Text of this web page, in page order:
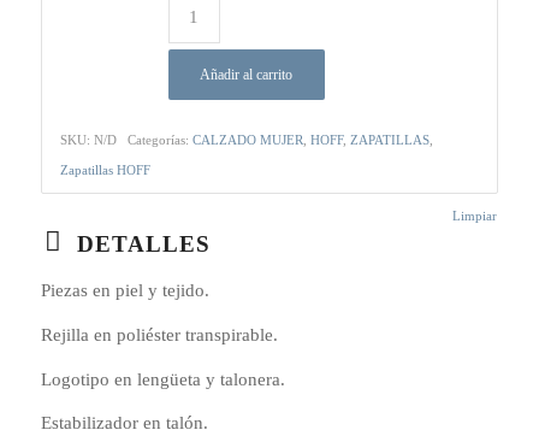
Limpiar
Añadir al carrito
SKU: N/D Categorías: CALZADO MUJER HOFF, ZAPATILLAS,
Zapatillas HOFF
DETALLES
Piezas en piel y tejido.
Rejilla en poliéster transpirable.
Logotipo en lengüeta y talonera.
Estabilizador en talón.